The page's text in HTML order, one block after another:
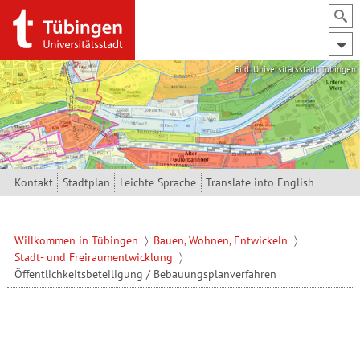
Direkt zum Inhalt
Bild: Universitätsstadt Tübingen
Kontakt Stadtplan Leichte Sprache Translate into English
Willkommen in Tübingen
Bauen, Wohnen, Entwickeln
Stadt- und Freiraumentwicklung
Öffentlichkeitsbeteiligung / Bebauungsplanverfahren